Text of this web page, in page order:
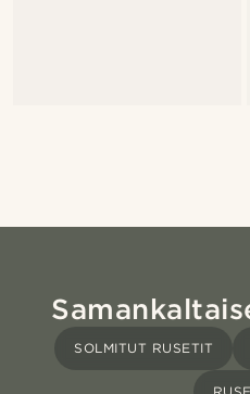
SOLMITUT RUSETIT